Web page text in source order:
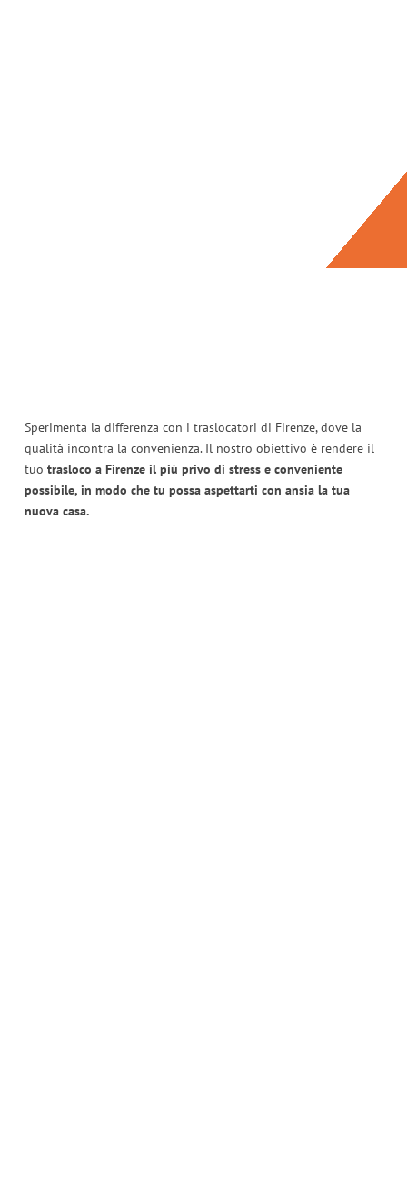
Sperimenta la differenza con i traslocatori di Firenze, dove la
qualità incontra la convenienza. Il nostro obiettivo è rendere il
tuo trasloco a Firenze il più privo di stress e conveniente
possibile, in modo che tu possa aspettarti con ansia la tua
nuova casa.